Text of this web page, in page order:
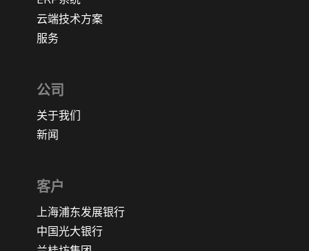
云端技术方案
服务
公司
关于我们
新闻
客户
上海浦东发展银行
中国光大银行